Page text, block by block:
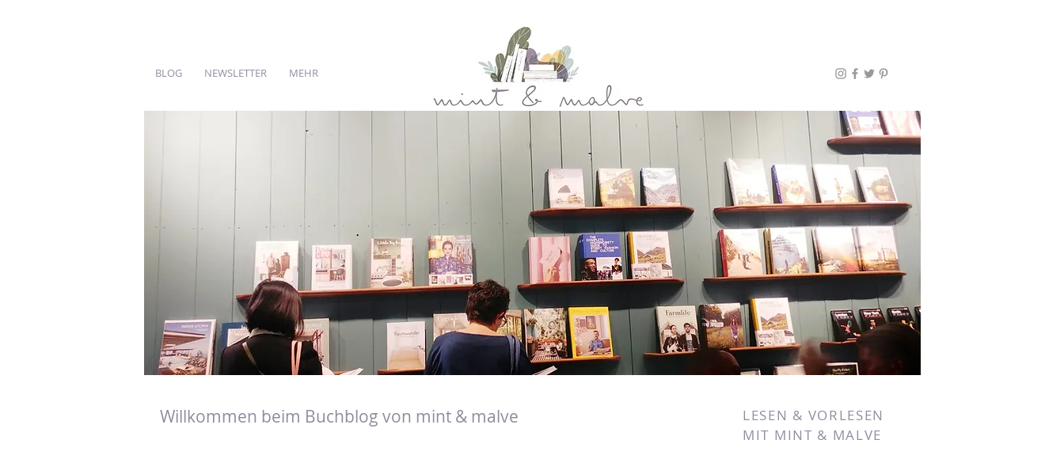
BLOG NEWSLETTER MEHR
Willkommen beim Buchblog von mint & malve
LESEN & VORLESEN
MIT MINT & MALVE